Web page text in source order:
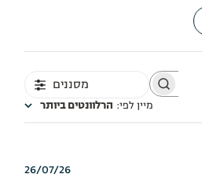
מסננים
מיין לפי: הרלוונטים ביותר
תאריך
26/07/26